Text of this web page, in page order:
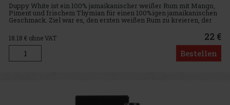
Duppy White ist ein 100% jamaikanischer weißer Rum mit Mango,
Piment und frischem Thymian für einen 100%igen jamaikanischen
Geschmack. Ziel war es, den ersten weißen Rum zu kreieren, der
18.18 € ohne VAT 22 €
Bestellen